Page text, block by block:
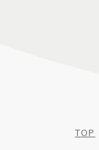
TOP